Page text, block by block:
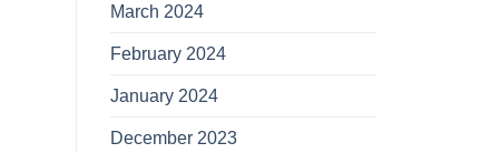
March 2024
February 2024
January 2024
December 2023